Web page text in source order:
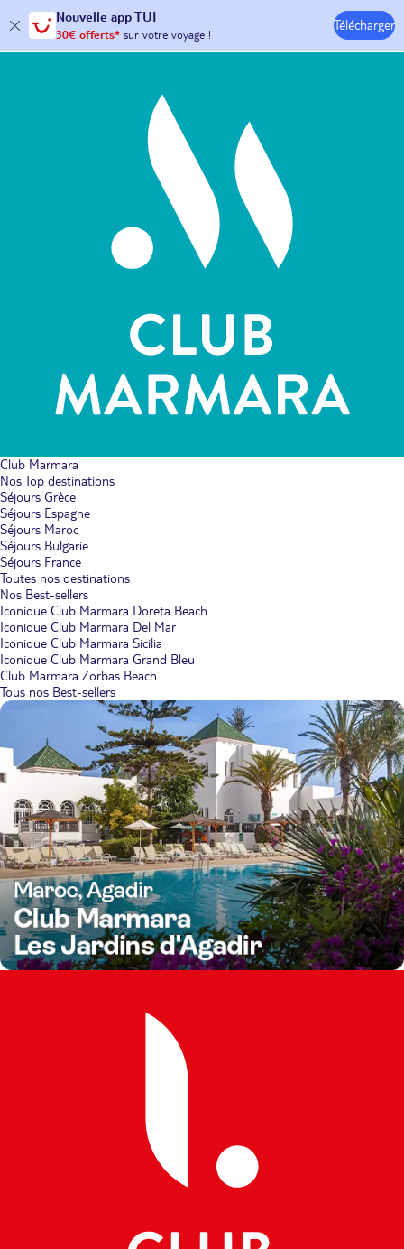
Nouvelle app TUI
30€ offerts*sur votre
avec le code :HAPPYAPP
Télécharger
Hôtels & Clubs
Club Marmara
Nos Top destinations
Séjours Grèce
Séjours Espagne
Séjours Maroc
Séjours Bulgarie
Séjours France
Toutes nos destinations
Nos Best-sellers
Iconique Club Marmara Doreta Beach
Iconique Club Marmara Del Mar
Iconique Club Marmara Sicilia
Iconique Club Marmara Grand Bleu
Club Marmara Zorbas Beach
Tous nos Best-sellers